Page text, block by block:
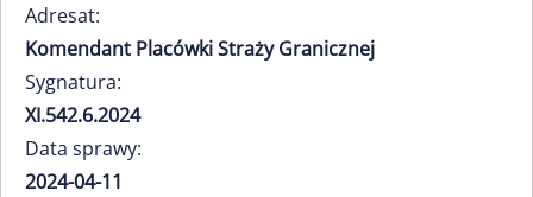
Adresat:
Komendant Placówki Straży Granicznej
Sygnatura:
XI.542.6.2024
Data sprawy:
2024-04-11